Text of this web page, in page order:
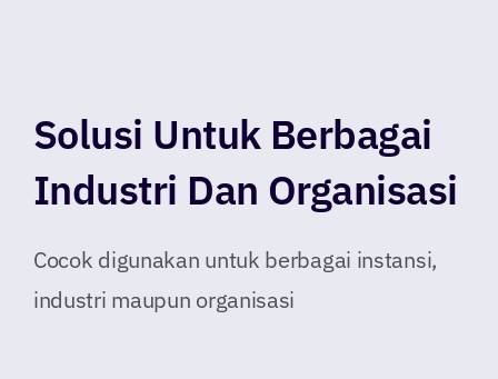
Solusi Untuk Berbagai
Industri Dan Organisasi
Cocok digunakan untuk berbagai instansi,
industri maupun organisasi